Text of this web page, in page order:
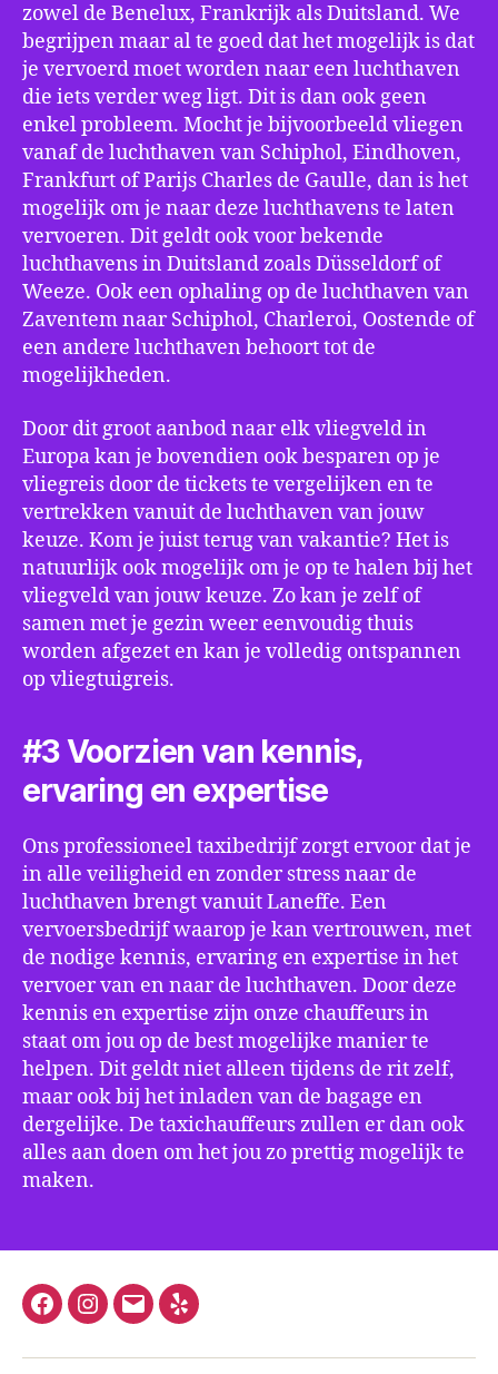
zowel de Benelux, Frankrijk als Duitsland. We
begrijpen maar al te goed dat het mogelijk is dat
je vervoerd moet worden naar een luchthaven
die iets verder weg ligt. Dit is dan ook geen
enkel probleem. Mocht je bijvoorbeeld vliegen
vanaf de luchthaven van Schiphol, Eindhoven,
Frankfurt of Parijs Charles de Gaulle, dan is het
mogelijk om je naar deze luchthavens te laten
vervoeren. Dit geldt ook voor bekende
luchthavens in Duitsland zoals Düsseldorf of
Weeze. Ook een ophaling op de luchthaven van
Zaventem naar Schiphol, Charleroi, Oostende of
een andere luchthaven behoort tot de
mogelijkheden.
Door dit groot aanbod naar elk vliegveld in
Europa kan je bovendien ook besparen op je
vliegreis door de tickets te vergelijken en te
vertrekken vanuit de luchthaven van jouw
keuze. Kom je juist terug van vakantie? Het is
natuurlijk ook mogelijk om je op te halen bij het
vliegveld van jouw keuze. Zo kan je zelf of
samen met je gezin weer eenvoudig thuis
worden afgezet en kan je volledig ontspannen
op vliegtuigreis.
#3 Voorzien van kennis,
ervaring en expertise
Ons professioneel taxibedrijf zorgt ervoor dat je
in alle veiligheid en zonder stress naar de
luchthaven brengt vanuit Laneffe. Een
vervoersbedrijf waarop je kan vertrouwen, met
de nodige kennis, ervaring en expertise in het
vervoer van en naar de luchthaven. Door deze
kennis en expertise zijn onze chauffeurs in
staat om jou op de best mogelijke manier te
helpen. Dit geldt niet alleen tijdens de rit zelf,
maar ook bij het inladen van de bagage en
dergelijke. De taxichauffeurs zullen er dan ook
alles aan doen om het jou zo prettig mogelijk te
maken.
FacebookInstagram
E-
Yelp